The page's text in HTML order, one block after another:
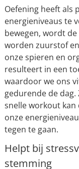
Oefening heeft als
energieniveaus te
bewegen, wordt
worden zuurstof
onze spieren en
resulteert in een
waardoor we ons
gedurende de
snelle workout kan
onze
tegen te gaan.
Helpt bij
stemming